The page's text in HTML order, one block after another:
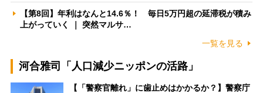
【第8回】年利はなんと14.6％！ 毎日5万円超の延滞税が積み
上がっていく ｜ 突然マルサ…
一覧を見る
河合雅司「人口減少ニッポンの活路」
【「警察官離れ」に歯止めはかかるか？】警察庁